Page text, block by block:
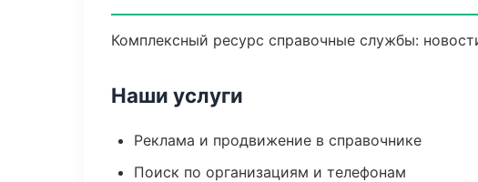
Комплексный ресурс справочные службы:
Наши услуги
Реклама и продвижение в справочнике
Поиск по организациям и телефонам